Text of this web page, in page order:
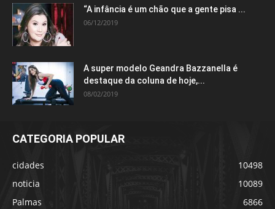
“A infância é um chão que a gente pisa ...
06/12/2019
A super modelo Geandra Bazzanella é
destaque da coluna de hoje,...
08/02/2019
CATEGORIA POPULAR
cidades
10498
noticia
10089
Palmas
6866